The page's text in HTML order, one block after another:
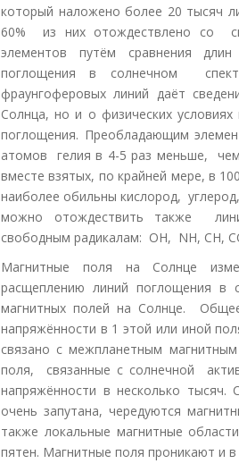
который наложено более 20 тысяч
60% из них отождествлено со
элементов путём сравнения
поглощения в солнечном
фраунгоферовых линий даёт
Солнца, но и о физических
поглощения. Преобладающим
атомов гелия в 4-5 раз меньше,
вместе взятых, по крайней мере, в
наиболее обильны кислород,
можно отождествить также
свободным радикалам: OH, NH, CH,
Магнитные поля на Солнце
расщеплению линий поглощения
магнитных полей на Солнце.
напряжённости в 1 этой или иной
связано с межпланетным
поля, связанные с солнечной
напряжённости в несколько тысяч.
очень запутана, чередуются
также локальные магнитные
пятен. Магнитные поля проникают и